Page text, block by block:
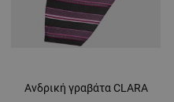
Ανδρική γραβάτα CLARA